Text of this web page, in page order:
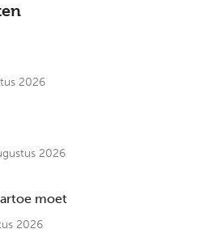
2026
2026
moet
2026